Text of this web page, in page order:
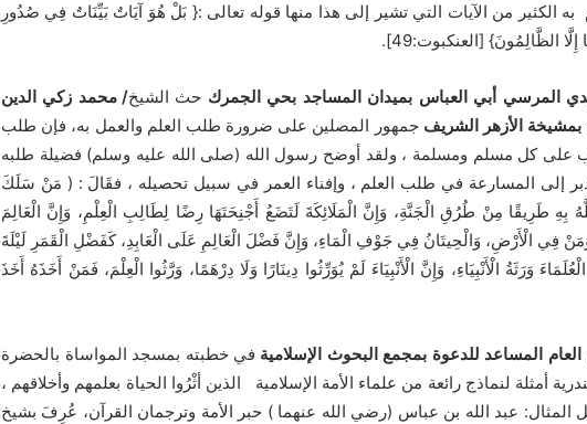
به الكثير من الآيات التي تشير إلى هذا منها قوله تعالى :{ بَلْ هُوَ آيَاتٌ بَيِّنَاتٌ فِي صُدُورِ
إِلَّا الظَّالِمُونَ} [العنكبوت:49].
المرسي أبي العباس بميدان المساجد بحي الجمرك حث الشيخ/ محمد زكي الدين
بمشيخة الأزهر الشريفجمهور المصلين على ضرورة طلب العلم والعمل به، فإن طلب
على كل مسلم ومسلمة ، ولقد أوضح رسول الله (صلى الله عليه وسلم) فضيلة طلبه
إلى المسارعة في طلب العلم ، وإفناء العمر في سبيل تحصيله ، فقَالَ : ( مَنْ سَلَكَ
طَرِيقًا مِنْ طُرُقِ الْجَنَّةِ، وَإِنَّ الْمَلَائِكَةَ لَتَضَعُ أَجْنِحَتَهَا رِضًا لِطَالِبِ الْعِلْمِ، وَإِنَّ الْعَالِمَ
فِي الْأَرْضِ، وَالْحِيتَانُ فِي جَوْفِ الْمَاءِ، وَإِنَّ فَضْلَ الْعَالِمِ عَلَى الْعَابِدِ، كَفَضْلِ الْقَمَرِ لَيْلَةَ
وَرَثَةُ الْأَنْبِيَاءِ، وَإِنَّ الْأَنْبِيَاءَ لَمْ يُوَرِّثُوا دِينَارًا وَلَا دِرْهَمًا، وَرَّثُوا الْعِلْمَ، فَمَنْ أَخَذَهُ أَخَذَ
المساعد للدعوة بمجمع البحوث الإسلامية في خطبته بمسجد المواساة بالحضرة
أمثلة لنماذج رائعة من علماء الأمة الإسلامية الذين أثْرُوا الحياة بعلمهم وأخلاقهم ،
عبد الله بن عباس (رضي الله عنهما ) حبر الأمة وترجمان القرآن، عُرِفَ بشيخ